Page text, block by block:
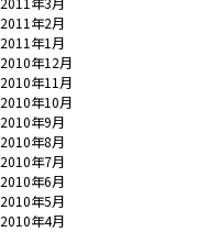
2011年2月
2011年1月
2010年12月
2010年11月
2010年10月
2010年9月
2010年8月
2010年7月
2010年6月
2010年5月
2010年4月